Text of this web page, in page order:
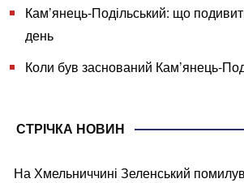
Кам’янець-Подільський: що
день
Коли був заснований Кам’янець-
СТРІЧКА НОВИН
На Хмельниччині Зеленський